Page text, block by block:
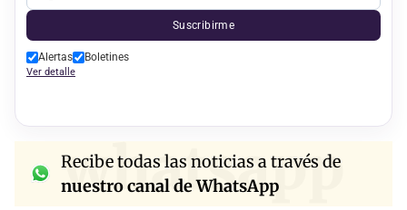
Suscribirme
Alertas Boletines
Ver detalle
whatsapp
Recibe todas las noticias a través de
nuestro canal de WhatsApp